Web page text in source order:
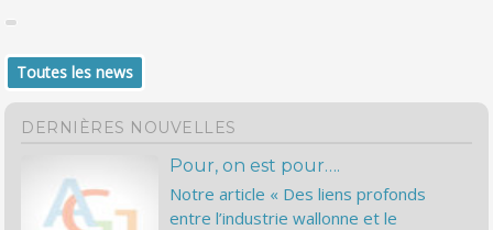
Toutes les news
DERNIÈRES NOUVELLES
Pour, on est pour….
Notre article « Des liens profonds
entre l’industrie wallonne et le